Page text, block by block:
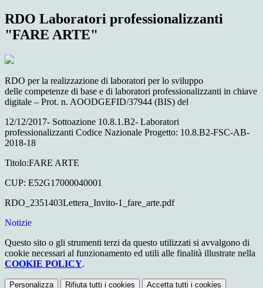
RDO Laboratori professionalizzanti
"FARE ARTE"
RDO per la realizzazione di laboratori per lo sviluppo
delle competenze di base e di laboratori professionalizzanti in chiave
digitale – Prot. n. AOODGEFID/37944 (BIS) del
12/12/2017- Sottoazione 10.8.1.B2- Laboratori
professionalizzanti Codice Nazionale Progetto: 10.8.B2-FSC-AB-
2018-18
Titolo:FARE ARTE
CUP: E52G17000040001
RDO_2351403Lettera_Invito-1_fare_arte.pdf
Notizie
Questo sito o gli strumenti terzi da questo utilizzati si avvalgono di
cookie necessari al funzionamento ed utili alle finalità illustrate nella
COOKIE POLICY.
Personalizza Rifiuta tutti i cookies Accetta tutti i cookies